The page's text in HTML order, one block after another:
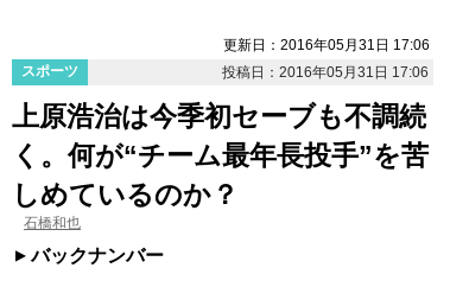
更新日：2016年05月31日 17:06
スポーツ
投稿日：2016年05月31日 17:06
上原浩治は今季初セーブも不調続
く。何が“チーム最年長投手”を苦
しめているのか？
石橋和也
バックナンバー